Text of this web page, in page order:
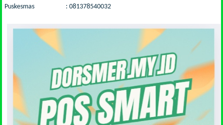
Puskesmas : 081378540032